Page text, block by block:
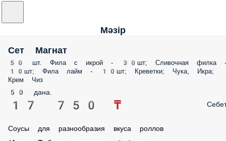
Мәзір
Сет Магнат
50 шт. Фила с икрой - 30шт; Сливочная филка -
10шт; Фила лайм - 10шт; Креветки; Чука, Икра;
Крем Чиз
50 дана.
17 750 ₸
Соусы для разнообразия вкуса роллов